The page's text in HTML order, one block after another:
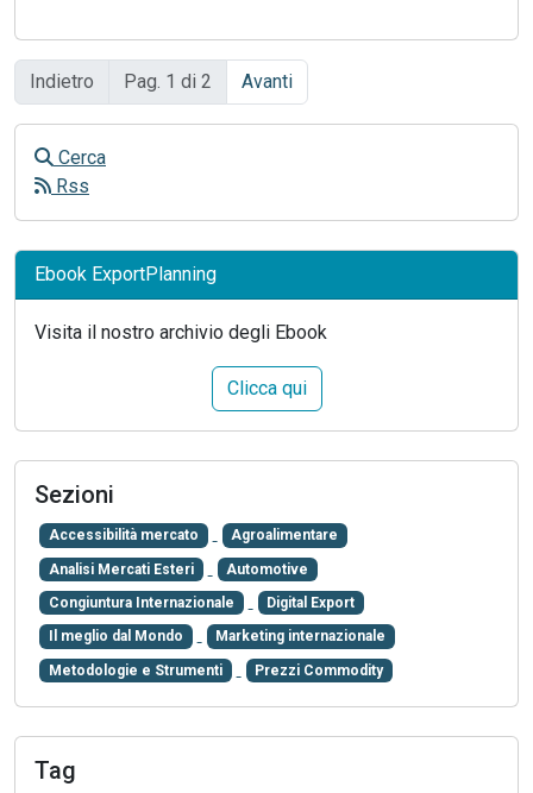
Indietro Pag. 1 di 2 Avanti
Cerca
Rss
Ebook ExportPlanning
Visita il nostro archivio degli Ebook
Clicca qui
Sezioni
Accessibilità mercato Agroalimentare
Analisi Mercati Esteri Automotive
Congiuntura Internazionale Digital Export
Il meglio dal Mondo Marketing internazionale
Metodologie e Strumenti Prezzi Commodity
Tag